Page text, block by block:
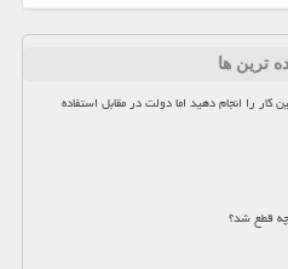
ترین ها
را انجام دهید اما دولت در مقابل استفاده
چه قطع شد؟